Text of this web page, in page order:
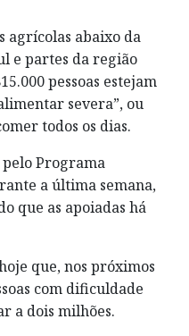
agrícolas abaixo da
e partes da região
pessoas estejam
severa”, ou
todos os dias.
Programa
a última semana,
que as apoiadas há
que, nos próximos
com dificuldade
a dois milhões.